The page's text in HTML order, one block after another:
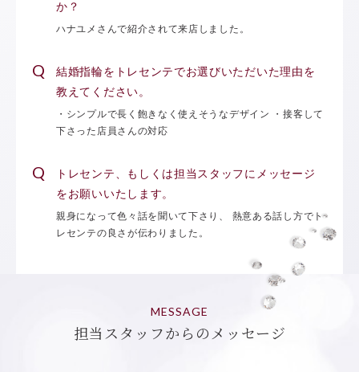
か？
ハナユメさんで紹介されて来店しました。
結婚指輪をトレセンテでお選びいただいた理由を
教えてください。
・シンプルで長く飽きなく使えそうなデザイン ・接客して
下さった店員さんの対応
トレセンテ、もしくは担当スタッフにメッセージ
をお願いいたします。
親身になって色々話を聞いて下さり、 熱意ある話し方でト
レセンテの良さが伝わりました。
MESSAGE
担当スタッフからのメッセージ